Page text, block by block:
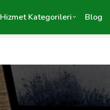
Hizmet Kategorileri Blog